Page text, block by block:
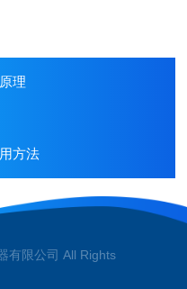
理
方法
有限公司 All Rights